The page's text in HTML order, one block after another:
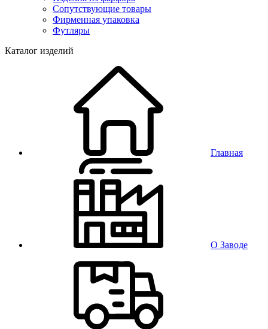
Сопутствующие товары
Фирменная упаковка
Футляры
Каталог изделий
Главная
О Заводе